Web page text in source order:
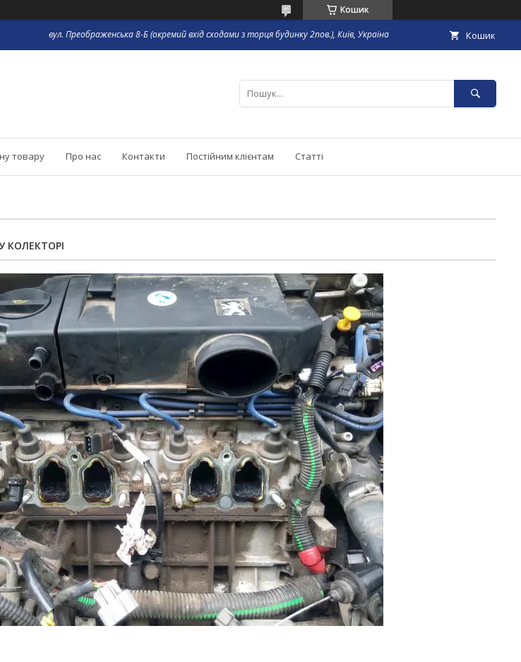
Кошик
вул. Преображенська 8-Б (окремий вхід сходами з торця будинку 2пов.), Київ, Україна Кошик
товару Про нас Контакти Постійним клієнтам Статті
КОЛЕКТОРІ